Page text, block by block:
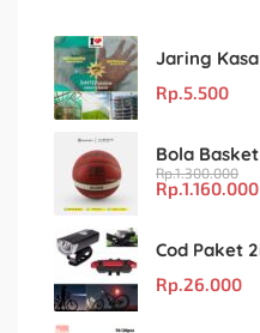
Rp.5.500
Rp.1.300.000
Rp.1.160.000
Rp.26.000